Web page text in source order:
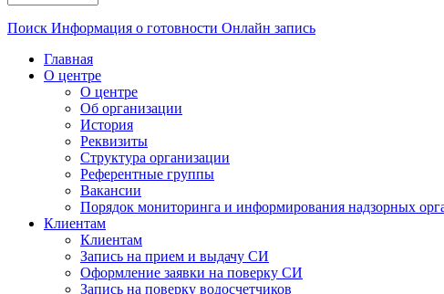
Поиск Информация о готовности Онлайн запись
Главная
О центре
О центре
Об организации
История
Реквизиты
Структура организации
Референтные группы
Вакансии
Порядок мониторинга и информирования надзорных
Клиентам
Клиентам
Запись на прием и выдачу СИ
Оформление заявки на поверку СИ
Запись на поверку водосчетчиков